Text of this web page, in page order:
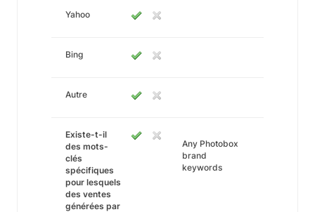
Yahoo
Bing
Autre
Existe-t-il
des mots-
clés
spécifiques
pour lesquels
des ventes
générées par
Any Photobox
brand
keywords